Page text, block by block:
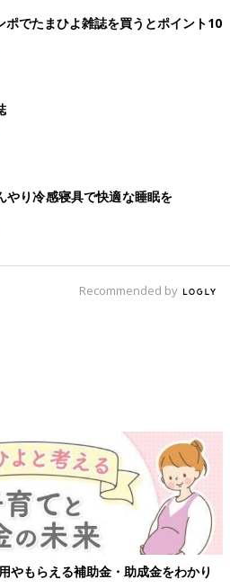
ポでたまひよ雑誌を買うとポイント10
やり冷感寝具で快適な睡眠を
Recommended by
やもらえる補助金・助成金をわかり